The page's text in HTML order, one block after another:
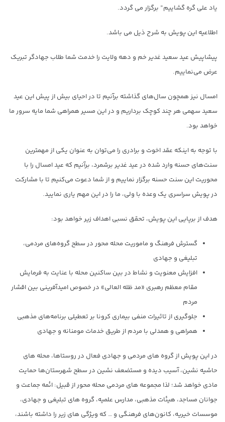
یاد علی گره گشاییم” برگزار می گردد.
اطلاعیه این پویش به شرح ذیل می باشد.
پیشاپیش عید سعید غدیر خم و دهه ولایت را خدمت شما طلاب جهادگر تبریک
عرض می‌نماییم.
امسال نیز همچون سال‌های گذاشته برآنیم تا در احیای بیش از پیش این عید
سعید سهمی هر چند کوچک برداریم و در این مسیر همراهی شما مایه سرور ما
خواهد بود.
با توجه به اینکه عقد اخوت و برادری را می‌توان به عنوان یکی از مهمترین
سنت‌های حسنه وارد شده در عید غدیر برشمرد، برآنیم که عید امسال را با
محوریت این سنت حسنه برگزار نماییم و از شما دعوت می‌کنیم تا با مشارکت
در پویش سراسری یک وعده با ولی، ما را در این مهم یاری نمایید.
هدف از برپایی این پویش، تحقق نسبی اهداف زیر خواهد بود:
گسترش فرهنگ و ماموریت محله محور در سطح گروه‌های مردمی،
تبلیغی و جهادی
افزایش معنویت و نشاط در بین ساکنین محله با عنایت به فرمایش
مقام معظم رهبری «مد ظله العالی» در خصوص امیدآفرینی بین اقشار
مردم
جلوگیری از تاثیرات منفی بیماری کرونا بر تعطیلی برنامه‌های مذهبی
همراهی و همدلی با مردم از طریق خدمات مومنانه و جهادی
در این پویش از گروه های مردمی و جهادی فعال در روستاها، محله های
حاشیه نشین، آسیب دیده و مستضعف نشین در سطح شهرستان‌ها حمایت
مادی خواهد شد؛ لذا مجموعه های مردمی محله محور از قبیل: ائمه جماعت و
جوانان مساجد، هیئات مذهبی، مدارس علمیه، گروه های تبلیغی و جهادی،
موسسات خیریه، کانون‌های فرهنگی و … که ویژگی های زیر را داشته باشند،